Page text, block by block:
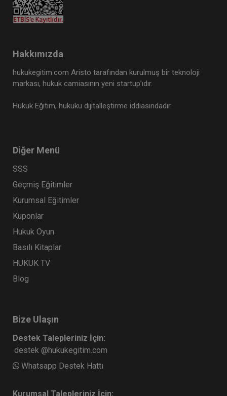
Hakkımızda
hukukegitim.com Aristo tarafından kurulmuş bir teknoloji
markası, hukuk camiasının yeni startup’ıdır.
Hukuk Eğitim, hukuku dijitalleştirme iddiasındadır.
Diğer Menü
SSS
Geçmiş Eğitimler
Kurumsal Eğitimler
Kuponlar
Hukuk Oyun
Basılı Kitaplar
HUKUK TV
Blog
Bize Ulaşın
Destek Talepleriniz İçin:
destek @hukukegitim.com
Whatsapp Destek Hattı
Kurumsal Talepleriniz İçin: